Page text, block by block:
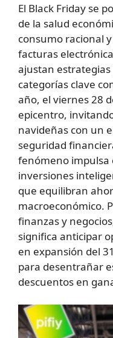
El Black Friday se
de la salud
consumo racional
facturas
ajustan
categorías clave
año, el viernes 28
epicentro,
navideñas con un
seguridad
fenómeno impulsa
inversiones
que equilibran
macroeconómico.
finanzas y
significa anticipar
en expansión del
para desentrañar
descuentos en